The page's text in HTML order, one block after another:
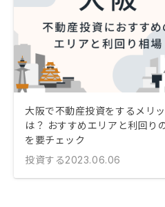
大阪で不動産投資をするメリ
は？ おすすめエリアと利回り
を要チェック
投資する2023.06.06